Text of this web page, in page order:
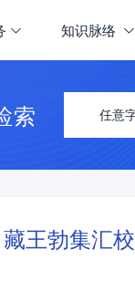
知识脉络
索 任意
王勃集汇